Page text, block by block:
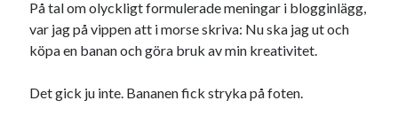
På tal om olyckligt formulerade meningar i blogginlägg,
var jag på vippen att i morse skriva: Nu ska jag ut och
köpa en banan och göra bruk av min kreativitet.
Det gick ju inte. Bananen fick stryka på foten.